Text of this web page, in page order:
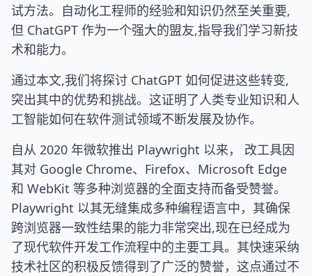
试方法。自动化工程师的经验和知识仍然至关重要,
但 ChatGPT 作为一个强大的盟友,指导我们学习新技
术和能力。
通过本文,我们将探讨 ChatGPT 如何促进这些转变,
突出其中的优势和挑战。这证明了人类专业知识和人
工智能如何在软件测试领域不断发展及协作。
自从 2020 年微软推出 Playwright 以来， 改工具因
其对 Google Chrome、Firefox、Microsoft Edge
和 WebKit 等多种浏览器的全面支持而备受赞誉。
Playwright 以其无缝集成多种编程语言中，其确保
跨浏览器一致性结果的能力非常突出,现在已经成为
了现代软件开发工作流程中的主要工具。其快速采纳
技术社区的积极反馈得到了广泛的赞誉，这点通过不